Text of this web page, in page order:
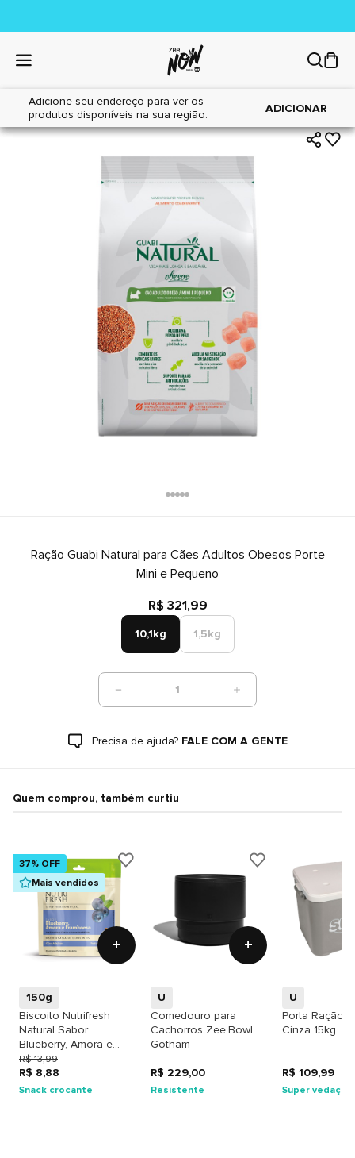
Adicione seu endereço para ver os
produtos disponíveis na sua região.
ADICIONAR
Home|Cães|Alimentos
Ração Guabi Natural para Cães Adultos Obesos Porte
Mini e Pequeno
R$ 321,99
10,1kg 1,5kg
1
Precisa de ajuda? FALE COM A GENTE
Quem comprou, também curtiu
37% OFF
Mais vendidos
+
150g
Biscoito Nutrifresh
Natural Sabor
Blueberry, Amora e
Framboesa para Cães
Adultos
R$ 13,99
R$ 8,88
Snack crocante
+
U
Comedouro para
Cachorros Zee.Bowl
Gotham
R$ 229,00
Resistente
U
Porta Ração
Cinza 15kg
R$ 109,99
Super vedação